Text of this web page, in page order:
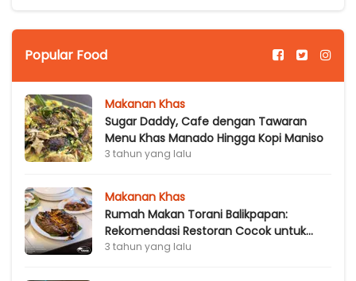
Popular Food
Makanan Khas
Sugar Daddy, Cafe dengan Tawaran
Menu Khas Manado Hingga Kopi Maniso
3 tahun yang lalu
Makanan Khas
Rumah Makan Torani Balikpapan:
Rekomendasi Restoran Cocok untuk
Penggemar Seafood dan Kepiting
3 tahun yang lalu